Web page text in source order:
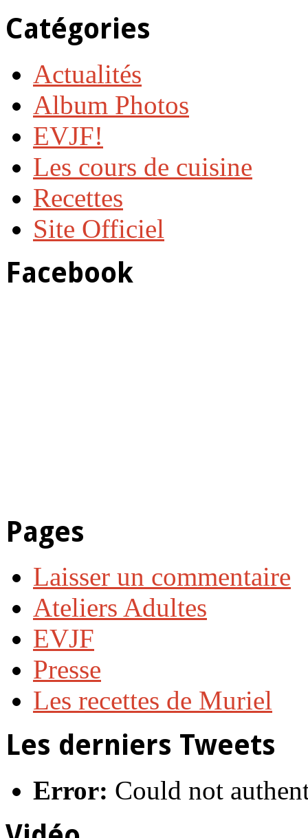
Catégories
Actualités
Album Photos
EVJF!
Les cours de cuisine
Recettes
Site Officiel
Facebook
Pages
Laisser un commentaire
Ateliers Adultes
EVJF
Presse
Les recettes de Muriel
Les derniers Tweets
Error: Could not